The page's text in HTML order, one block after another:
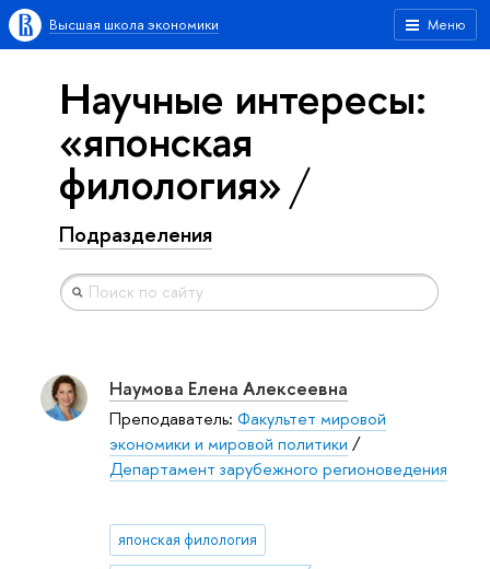
Меню
Высшая школа экономики
Научные интересы:
«японская
филология»
Подразделения
Наумова Елена Алексеевна
Преподаватель: Факультет мировой
экономики и мировой политики /
Департамент зарубежного регионоведения
японская филология